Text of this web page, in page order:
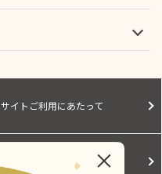
サイトご利用にあたって